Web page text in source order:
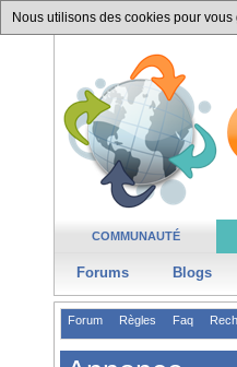
Nous utilisons des cookies pour
COMMUNAUTÉ
Forums Blogs
Forum Règles Faq